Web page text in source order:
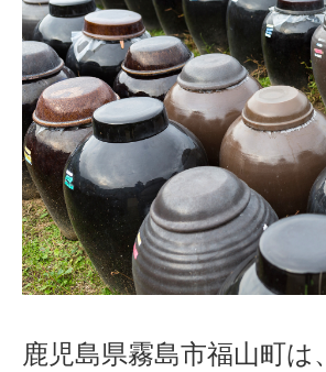
鹿児島県霧島市福山町は、